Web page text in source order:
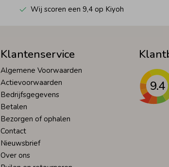
Wij scoren een 9,4 op Kiyoh
Klantenservice
Algemene Voorwaarden
Actievoorwaarden
Bedrijfsgegevens
Betalen
Bezorgen of ophalen
Contact
Nieuwsbrief
Over ons
9.4